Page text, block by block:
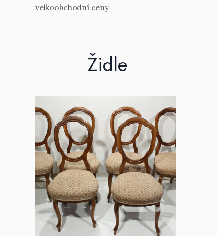
velkoobchodní ceny
Židle